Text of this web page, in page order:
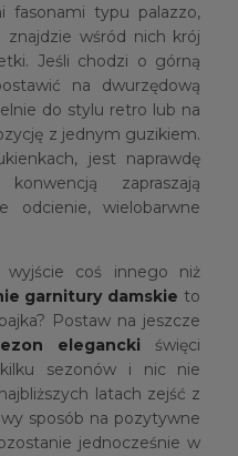
fasonami typu palazzo,
wśród nich krój
Jeśli chodzi o górną
na dwurzędową
do stylu retro lub na
z jednym guzikiem.
jest naprawdę
zapraszają
odcienie, wielobarwne
wyjście coś innego niż
garnitury damskie to
Postaw na jeszcze
elegancki święci
sezonów i nic nie
latach zejść z
sposób na pozytywne
jednocześnie w